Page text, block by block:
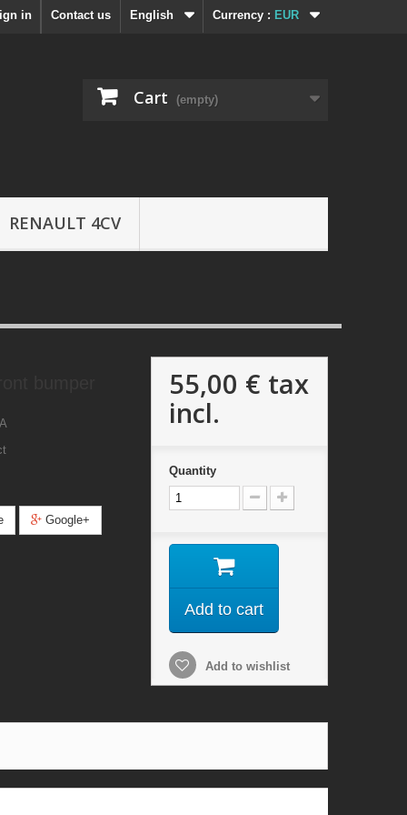
Currency : EUR
English
Contact us
in
Cart (empty)
RENAULT 4CV
Google+
55,00 € tax
incl.
Quantity
Add to cart
Add to wishlist